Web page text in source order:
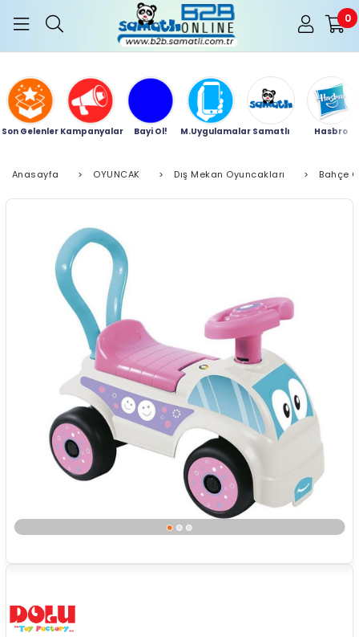
0
Son Gelenler Kampanyalar Bayi Ol! M.Uygulamalar Samatlı Hasbro
Anasayfa > OYUNCAK > Dış Mekan Oyuncakları > Bahçe